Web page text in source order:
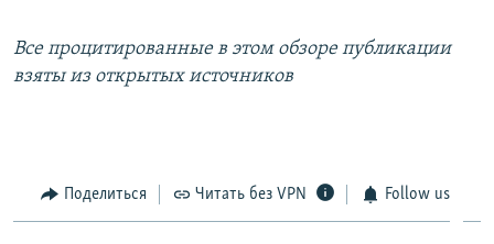
Все процитированные в этом обзоре публикации
взяты из открытых источников
Поделиться Читать без VPN Follow us